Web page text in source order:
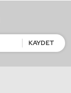
KAYDET